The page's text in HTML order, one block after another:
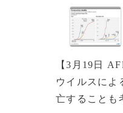
【3月19日
ウイルスによ
亡することも